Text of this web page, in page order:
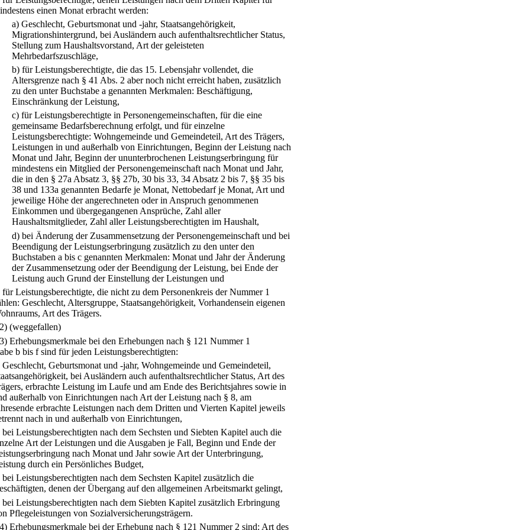
einen Monat erbracht werden:
a) Geschlecht, Geburtsmonat und -jahr, Staatsangehörigkeit,
Migrationshintergrund, bei Ausländern auch aufenthaltsrechtlicher Status,
Stellung zum Haushaltsvorstand, Art der geleisteten
Mehrbedarfszuschläge,
b) für Leistungsberechtigte, die das 15. Lebensjahr vollendet, die
Altersgrenze nach § 41 Abs. 2 aber noch nicht erreicht haben, zusätzlich
zu den unter Buchstabe a genannten Merkmalen: Beschäftigung,
Einschränkung der Leistung,
c) für Leistungsberechtigte in Personengemeinschaften, für die eine
gemeinsame Bedarfsberechnung erfolgt, und für einzelne
Leistungsberechtigte: Wohngemeinde und Gemeindeteil, Art des Trägers,
Leistungen in und außerhalb von Einrichtungen, Beginn der Leistung nach
Monat und Jahr, Beginn der ununterbrochenen Leistungserbringung für
mindestens ein Mitglied der Personengemeinschaft nach Monat und Jahr,
die in den § 27a Absatz 3, §§ 27b, 30 bis 33, 34 Absatz 2 bis 7, §§ 35 bis
38 und 133a genannten Bedarfe je Monat, Nettobedarf je Monat, Art und
jeweilige Höhe der angerechneten oder in Anspruch genommenen
Einkommen und übergegangenen Ansprüche, Zahl aller
Haushaltsmitglieder, Zahl aller Leistungsberechtigten im Haushalt,
d) bei Änderung der Zusammensetzung der Personengemeinschaft und bei
Beendigung der Leistungserbringung zusätzlich zu den unter den
Buchstaben a bis c genannten Merkmalen: Monat und Jahr der Änderung
der Zusammensetzung oder der Beendigung der Leistung, bei Ende der
Leistung auch Grund der Einstellung der Leistungen und
für Leistungsberechtigte, die nicht zu dem Personenkreis der Nummer 1
Geschlecht, Altersgruppe, Staatsangehörigkeit, Vorhandensein eigenen
Art des Trägers.
(weggefallen)
Erhebungsmerkmale bei den Erhebungen nach § 121 Nummer 1
b bis f sind für jeden Leistungsberechtigten:
Geschlecht, Geburtsmonat und -jahr, Wohngemeinde und Gemeindeteil,
bei Ausländern auch aufenthaltsrechtlicher Status, Art des
erbrachte Leistung im Laufe und am Ende des Berichtsjahres sowie in
außerhalb von Einrichtungen nach Art der Leistung nach § 8, am
erbrachte Leistungen nach dem Dritten und Vierten Kapitel jeweils
nach in und außerhalb von Einrichtungen,
bei Leistungsberechtigten nach dem Sechsten und Siebten Kapitel auch die
Art der Leistungen und die Ausgaben je Fall, Beginn und Ende der
nach Monat und Jahr sowie Art der Unterbringung,
durch ein Persönliches Budget,
bei Leistungsberechtigten nach dem Sechsten Kapitel zusätzlich die
denen der Übergang auf den allgemeinen Arbeitsmarkt gelingt,
bei Leistungsberechtigten nach dem Siebten Kapitel zusätzlich Erbringung
Pflegeleistungen von Sozialversicherungsträgern.
Erhebungsmerkmale bei der Erhebung nach § 121 Nummer 2 sind: Art des